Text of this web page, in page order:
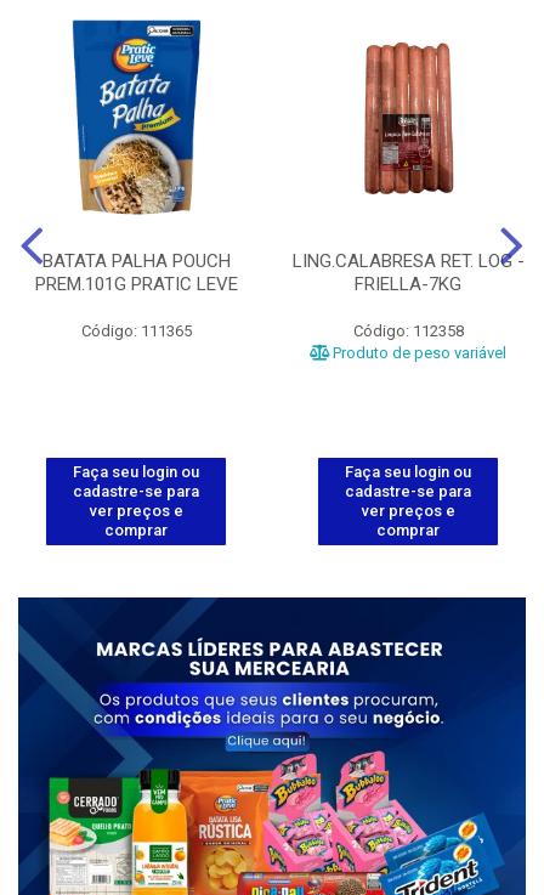
BATATA PALHA POUCH
PREM.101G PRATIC LEVE
Código: 111365
Faça seu login ou
cadastre-se para
ver preços e
comprar
LING.CALABRESA RET. LOG -
FRIELLA-7KG
Código: 112358
Produto de peso variável
Faça seu login ou
cadastre-se para
ver preços e
comprar